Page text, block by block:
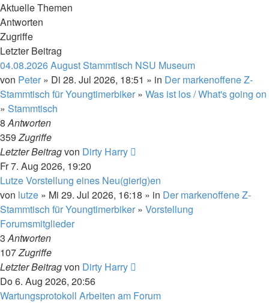
Aktuelle Themen
Antworten
Zugriffe
Letzter Beitrag
04.08.2026 August Stammtisch NSU Museum
von Peter » Di 28. Jul 2026, 18:51 » in Der markenoffene Z-
Stammtisch für Youngtimerbiker » Was ist los / What's going on
» Stammtisch
8Antworten
359Zugriffe
Letzter Beitragvon Dirty Harry
Fr 7. Aug 2026, 19:20
Lutze Vorstellung eines Neu(gierig)en
von lutze » Mi 29. Jul 2026, 16:18 » in Der markenoffene Z-
Stammtisch für Youngtimerbiker » Vorstellung
Forumsmitglieder
3Antworten
107Zugriffe
Letzter Beitragvon Dirty Harry
Do 6. Aug 2026, 20:56
Wartungsprotokoll Arbeiten am Forum